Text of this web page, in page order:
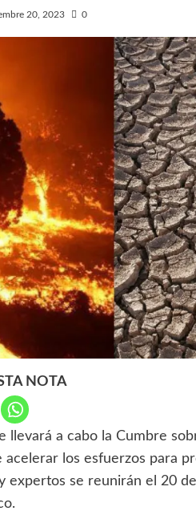
20, 2023 0
NOTA
llevará a cabo la Cumbre
acelerar los esfuerzos para
expertos se reunirán el 20